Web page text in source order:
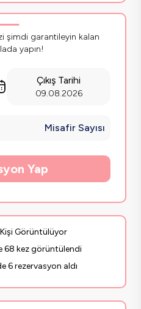
şimdi garantileyin kalan
yapın!
Çıkış Tarihi
09.08.2026
Misafir Sayısı
Yap
Görüntülüyor
68 kez görüntülendi
6 rezervasyon aldı